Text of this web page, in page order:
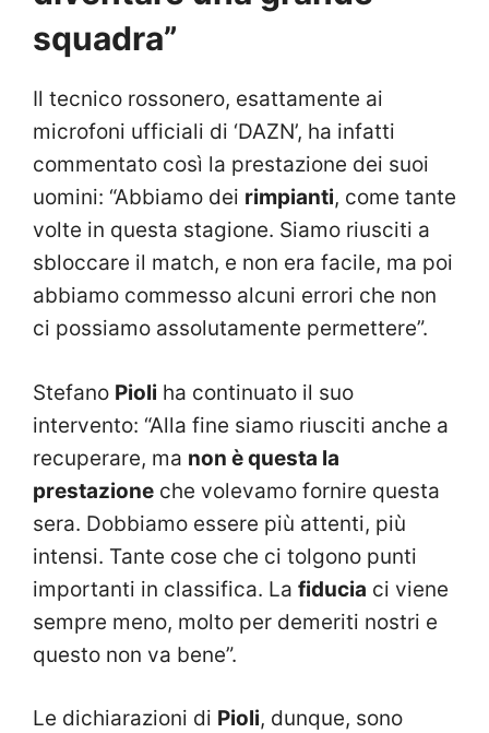
squadra”
Il tecnico rossonero, esattamente ai
microfoni ufficiali di ‘DAZN’, ha infatti
commentato così la prestazione dei suoi
uomini: “Abbiamo dei rimpianti, come tante
volte in questa stagione. Siamo riusciti a
sbloccare il match, e non era facile, ma poi
abbiamo commesso alcuni errori che non
ci possiamo assolutamente permettere”.
Stefano Pioli ha continuato il suo
intervento: “Alla fine siamo riusciti anche a
recuperare, ma non è questa la
prestazione che volevamo fornire questa
sera. Dobbiamo essere più attenti, più
intensi. Tante cose che ci tolgono punti
importanti in classifica. La fiducia ci viene
sempre meno, molto per demeriti nostri e
questo non va bene”.
Le dichiarazioni di Pioli, dunque, sono